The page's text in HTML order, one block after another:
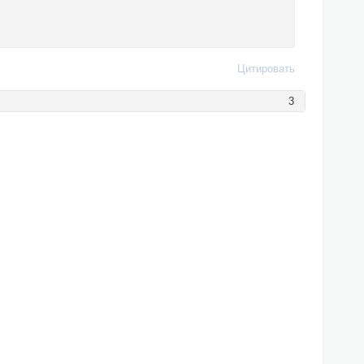
Цитировать
3